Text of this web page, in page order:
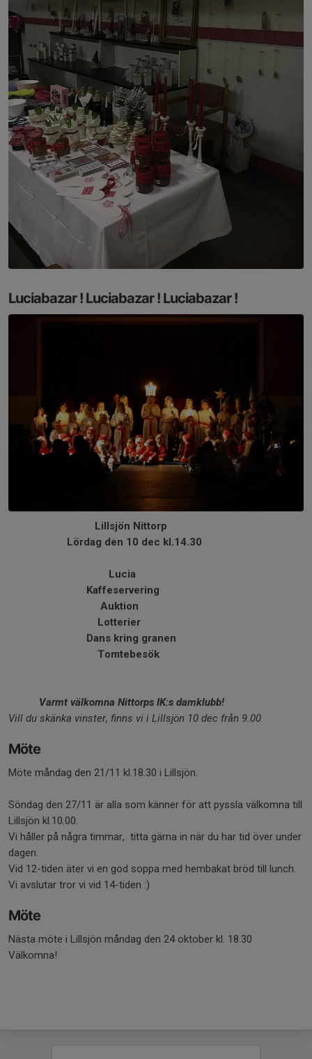
Luciabazar ! Luciabazar ! Luciabazar !
Lillsjön Nittorp
Lördag den 10 dec kl.14.30
Lucia
Kaffeservering
Auktion
Lotterier
Dans kring granen
Tomtebesök
Varmt välkomna Nittorps IK:s damklubb!
Vill du skänka vinster, finns vi i Lillsjön 10 dec från 9.00
Möte
Möte måndag den 21/11 kl.18.30 i Lillsjön.
Söndag den 27/11 är alla som känner för att pyssla välkomna till
Lillsjön kl.10.00.
Vi håller på några timmar, titta gärna in när du har tid över under
dagen.
Vid 12-tiden äter vi en god soppa med hembakat bröd till lunch.
Vi avslutar tror vi vid 14-tiden :)
Möte
Nästa möte i Lillsjön måndag den 24 oktober kl. 18.30
Välkomna!